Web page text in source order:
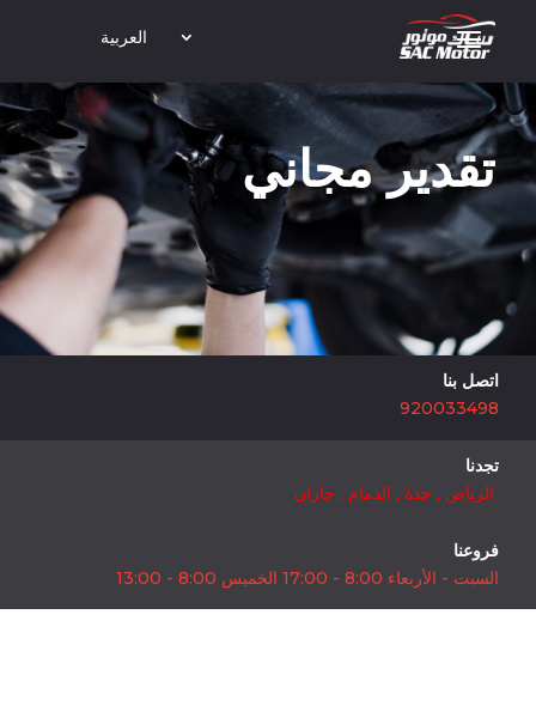
العربية
تقدير مجاني
فروعنا
السبت - الأربعاء 8:00 - 17:00 الخميس 8:00 - 13:00
تجدنا
الرياض , جدة , الدمام , جازان
اتصل بنا
920033498